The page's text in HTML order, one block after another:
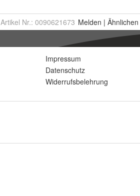
Artikel Nr.: 0090621673 Melden | Ähnlichen
Impressum
Datenschutz
Widerrufsbelehrung